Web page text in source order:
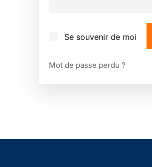
Se souvenir de moi
Mot de passe perdu ?